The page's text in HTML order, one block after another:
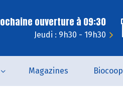
ouverture à 09:30
Jeudi : 9h30 - 19h30
Magazines Biocoop